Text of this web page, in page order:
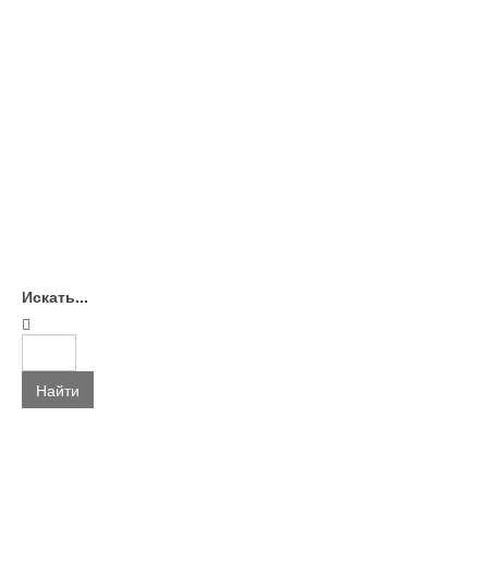
Искать...
Найти